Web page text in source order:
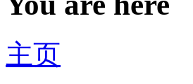
主页